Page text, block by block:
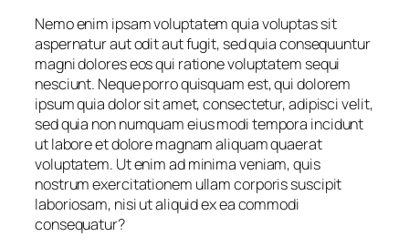
Nemo enim ipsam voluptatem quia voluptas sit
aspernatur aut odit aut fugit, sed quia consequuntur
magni dolores eos qui ratione voluptatem sequi
nesciunt. Neque porro quisquam est, qui dolorem
ipsum quia dolor sit amet, consectetur, adipisci velit,
sed quia non numquam eius modi tempora incidunt
ut labore et dolore magnam aliquam quaerat
voluptatem. Ut enim ad minima veniam, quis
nostrum exercitationem ullam corporis suscipit
laboriosam, nisi ut aliquid ex ea commodi
consequatur?